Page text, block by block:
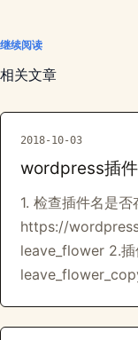
继续阅读
相关文章
2018-10-03
wordpress插
1. 检查插件名是否
https://
leave_flower 2.插